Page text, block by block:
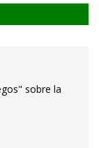
sobre la